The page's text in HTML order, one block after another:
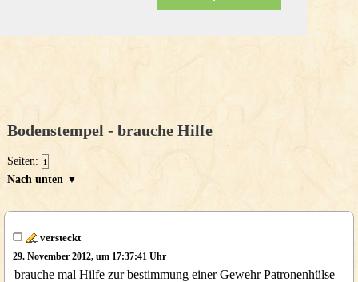
Bodenstempel - brauche Hilfe
Seiten: 1
Nach unten ▼
versteckt
29. November 2012, um 17:37:41 Uhr
brauche mal Hilfe zur bestimmung einer Gewehr Patronenhülse